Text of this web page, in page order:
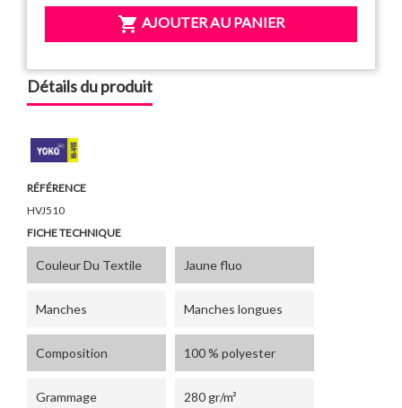
 AJOUTER AU PANIER
Détails du produit
RÉFÉRENCE
HVJ510
FICHE TECHNIQUE
Couleur Du Textile Jaune fluo
Manches Manches longues
Composition 100 % polyester
Grammage 280 gr/m²